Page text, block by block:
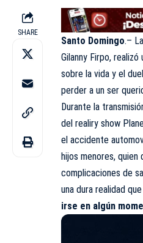
SHARE
Santo Domingo.–
Gilanny Firpo,
sobre la vida y el
perder a un ser
Durante la
del realiry show
el accidente
hijos menores,
complicaciones de
una dura realidad que
irse en algún